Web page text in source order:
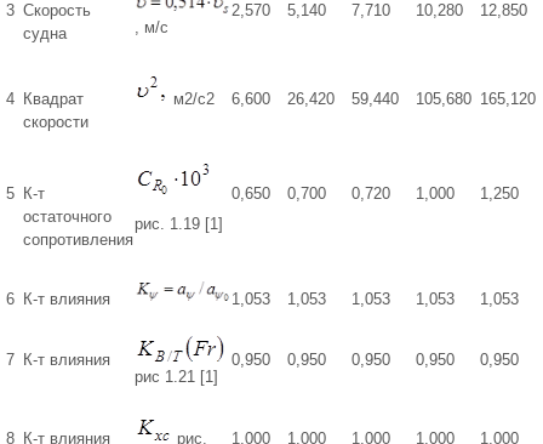
3 Скорость
судна
, м/с
2,570 5,140 7,710 10,280 12,850
4 Квадрат
скорости
м2/с2 6,600 26,420 59,440 105,680 165,120
5 К-т
остаточного
сопротивления
рис. 1.19 [1]
0,650 0,700 0,720 1,000 1,250
6 К-т влияния 1,053 1,053 1,053 1,053 1,053
7 К-т влияния
рис 1.21 [1]
0,950 0,950 0,950 0,950 0,950
8 К-т влияния
рис.
1,000 1,000 1,000 1,000 1,000